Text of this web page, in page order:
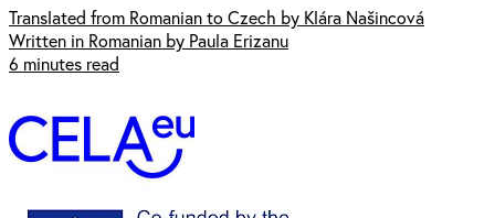
Translated from Romanian to Czech by Klára Našincová
Written in Romanian by Paula Erizanu
6 minutes read